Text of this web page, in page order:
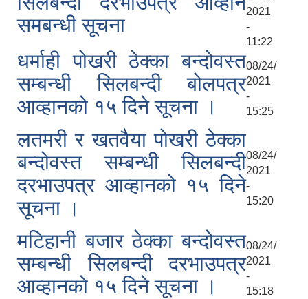
समबन्धी सूचना
2021
-
11:22
धर्माही पोखरी ठेक्का बन्दोवस्त
सम्बन्धी सिलबन्दी बोलपत्र
आव्हानको १५ दिने सूचना ।
08/24/
2021
-
15:25
लतमरी र खतवैया पोखरी ठेक्का
बन्दोवस्त सम्बन्धी सिलबन्दी
दरभाउपत्र आव्हानको १५ दिने
सूचना ।
08/24/
2021
-
15:20
मटिहानी बजार ठेक्का बन्दोवस्त
सम्बन्धी सिलबन्दी दरभाउपत्र
आव्हानको १५ दिने सूचना ।
08/24/
2021
-
15:18